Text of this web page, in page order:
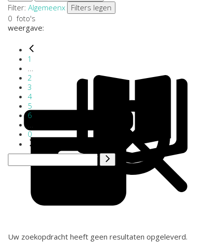
Filter: Algemeenx
Filters legen
0 foto's
weergave:
1
2
3
4
5
6
0
Uw zoekopdracht heeft geen resultaten opgeleverd.